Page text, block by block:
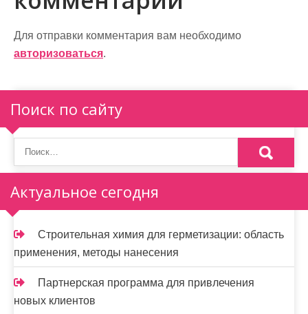
ц
и
я
п
о
з
а
п
и
с
я
м
Для отправки комментария вам необходимо
авторизоваться.
Поиск по сайту
Актуальное сегодня
Строительная химия для герметизации: область
применения, методы нанесения
Партнерская программа для привлечения
новых клиентов